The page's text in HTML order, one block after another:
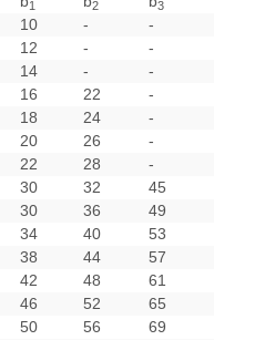
1 2 3
10 -
-
12 -
-
14 -
-
16 22
-
18 24
-
20 26
-
22 28
-
30 32
45
30 36
49
34 40
53
38 44
57
42 48
61
46 52
65
50 56
69